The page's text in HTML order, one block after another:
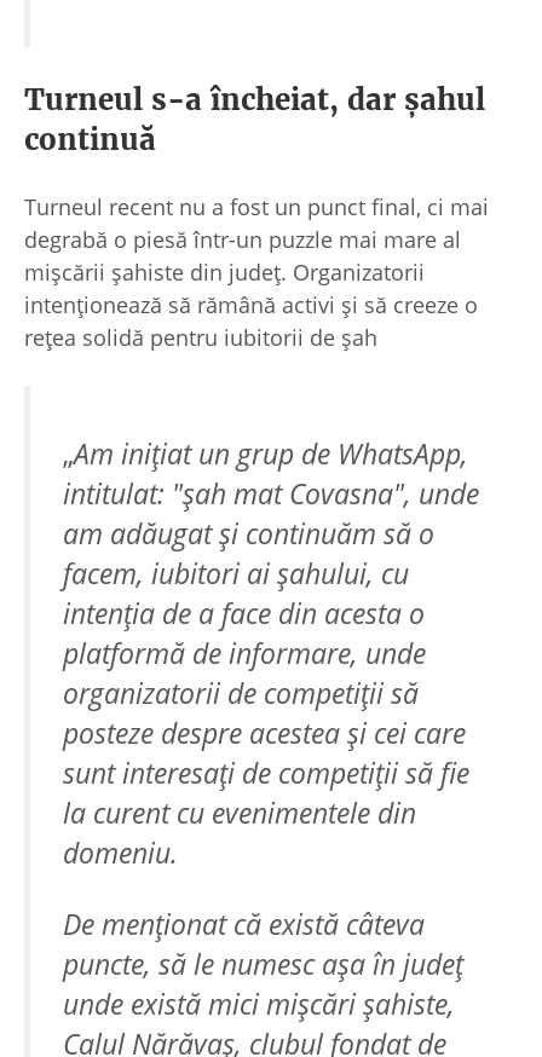
Turneul s-a încheiat, dar șahul
continuă
Turneul recent nu a fost un punct final, ci mai
degrabă o piesă într-un puzzle mai mare al
mișcării șahiste din județ. Organizatorii
intenționează să rămână activi și să creeze o
rețea solidă pentru iubitorii de șah
„Am inițiat un grup de WhatsApp,
intitulat: "șah mat Covasna", unde
am adăugat și continuăm să o
facem, iubitori ai șahului, cu
intenția de a face din acesta o
platformă de informare, unde
organizatorii de competiții să
posteze despre acestea și cei care
sunt interesați de competiții să fie
la curent cu evenimentele din
domeniu.
De menționat că există câteva
puncte, să le numesc așa în județ
unde există mici mișcări șahiste,
Calul Nărăvaș, clubul fondat de